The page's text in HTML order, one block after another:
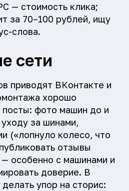
— стоимость клика;
за 70–100 рублей, ищу
слова.
сети
приводят ВКонтакте и
хорошо
посты: фото машин до и
за шинами,
(«лопнуло колесо, что
отзывы
особенно с машинами и
доверие. В
упор на сторис: